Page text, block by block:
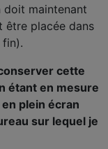
maintenant
être placée dans
fin).
cette
étant en mesure
plein écran
sur lequel je